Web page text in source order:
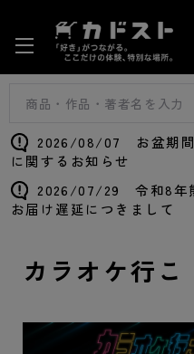
2026/08/07 お盆期間
に関するお知らせ
2026/07/29 令和8年
お届け遅延につきまして
カラオケ行こ